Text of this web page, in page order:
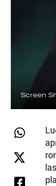
Screen